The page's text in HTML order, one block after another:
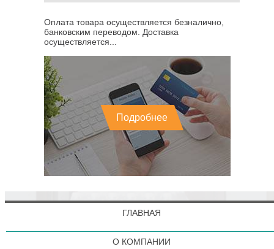
Оплата товара осуществляется безналично,
банковским переводом. Доставка
осуществляется...
Подробнее
ГЛАВНАЯ
О КОМПАНИИ